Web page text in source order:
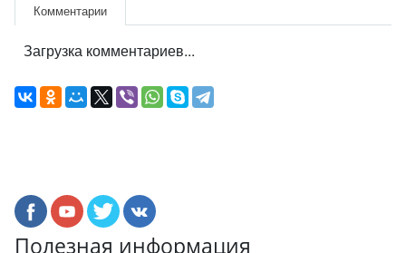
Комментарии
Загрузка комментариев...
Полезная информация